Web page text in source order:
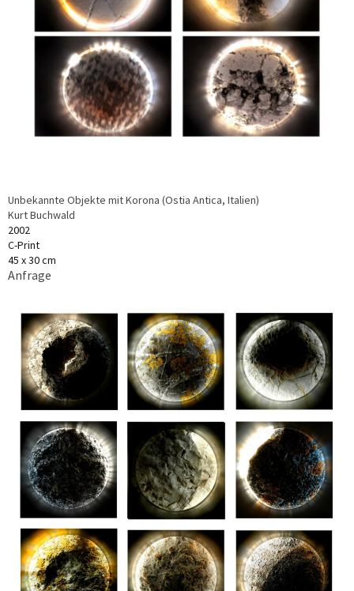
Unbekannte Objekte mit Korona (Ostia Antica, Italien)
Kurt Buchwald
2002
C-Print
45 x 30 cm
Anfrage